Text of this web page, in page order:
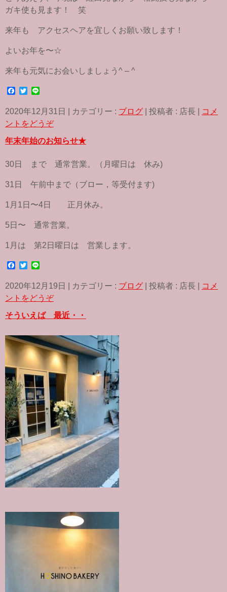
ガキ使も見ます！ 笑
来年も アクセスヘアを宜しくお願い致します！
よいお年を〜☆
来年も元気にお会いしましょう^ – ^
c
e
b
o
k
T
i
t
t
r
n
e
2020年12月31日 カテゴリー : ブログ 投稿者 : 店長
コメ
ントをどうぞ
年末年始のお知らせ★
30日 まで 通常営業。（月曜日は 休み)
31日 午前中まで（ブロー，等受付ます)
1月1日〜4日 正月休み。
5日〜 通常営業。
1月は 第2日曜日は 営業します。
c
e
b
o
k
T
i
t
t
r
n
e
2020年12月19日 カテゴリー : ブログ 投稿者 : 店長
コメ
ントをどうぞ
そういえば 最近・・